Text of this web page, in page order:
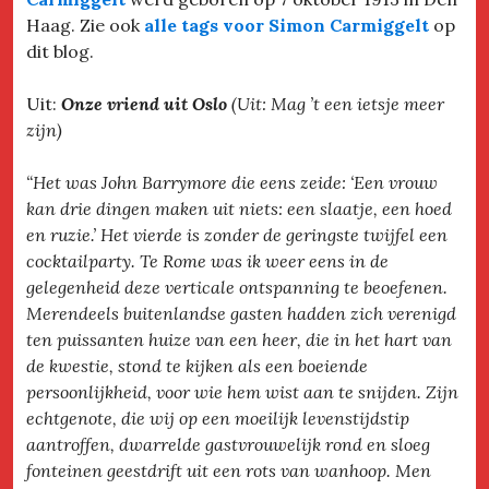
Haag. Zie ook alle tags voor Simon Carmiggelt op
dit blog.
Uit: Onze vriend uit Oslo (Uit: Mag ’t een ietsje meer
zijn)
“Het was John Barrymore die eens zeide: ‘Een vrouw
kan drie dingen maken uit niets: een slaatje, een hoed
en ruzie.’ Het vierde is zonder de geringste twijfel een
cocktailparty. Te Rome was ik weer eens in de
gelegenheid deze verticale ontspanning te beoefenen.
Merendeels buitenlandse gasten hadden zich verenigd
ten puissanten huize van een heer, die in het hart van
de kwestie, stond te kijken als een boeiende
persoonlijkheid, voor wie hem wist aan te snijden. Zijn
echtgenote, die wij op een moeilijk levenstijdstip
aantroffen, dwarrelde gastvrouwelijk rond en sloeg
fonteinen geestdrift uit een rots van wanhoop. Men